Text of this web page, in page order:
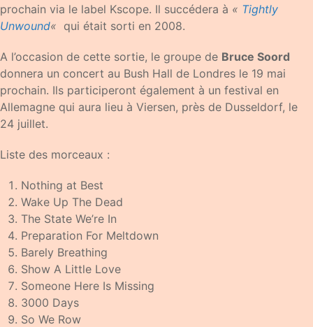
prochain via le label Kscope. Il succédera à « Tightly
Unwound« qui était sorti en 2008.
A l’occasion de cette sortie, le groupe de Bruce Soord
donnera un concert au Bush Hall de Londres le 19 mai
prochain. Ils participeront également à un festival en
Allemagne qui aura lieu à Viersen, près de Dusseldorf, le
24 juillet.
Liste des morceaux :
Nothing at Best
Wake Up The Dead
The State We’re In
Preparation For Meltdown
Barely Breathing
Show A Little Love
Someone Here Is Missing
3000 Days
So We Row